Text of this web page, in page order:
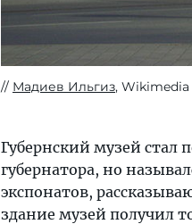
Мадиев Ильгиз, Wikimedia
Губернский музей стал
губернатора, но
экспонатов,
здание музей получил